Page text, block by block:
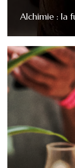
Alchimie : la